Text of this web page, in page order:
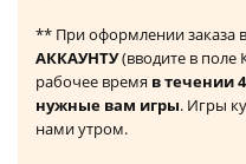
** При оформлении заказа
АККАУНТУ(вводите в
рабочее время в течении
нужные вам игры. Игры
нами утром.